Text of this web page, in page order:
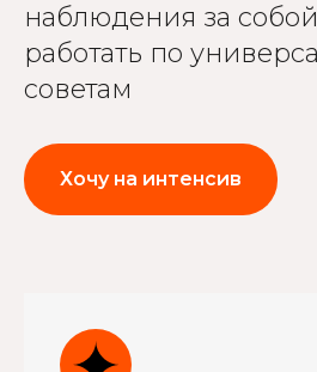
наблюдения за
работать по
советам
Хочу на интенсив